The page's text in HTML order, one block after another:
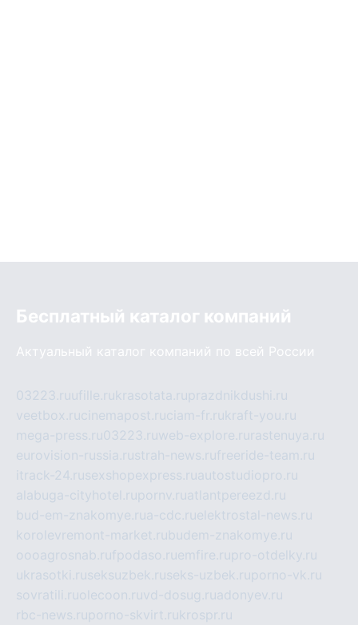
Бесплатный каталог компаний
Актуальный каталог компаний по всей России
03223.ruufille.rukrasotata.ruprazdnikdushi.ru
veetbox.rucinemapost.ruciam-fr.rukraft-you.ru
mega-press.ru03223.ruweb-explore.ru rastenuya.ru
eurovision-russia.rustrah-news.rufreeride-team.ru
itrack-24.rusexshopexpress.ruautostudiopro.ru
alabuga-cityhotel.rupornv.ruatlantpereezd.ru
bud-em-znakomye.rua-cdc.ruelektrostal-news.ru
korolevremont-market.rubudem-znakomye.ru
oooagrosnab.rufpodaso.ruemfire.rupro-otdelky.ru
ukrasotki.ruseksuzbek.ruseks-uzbek.ruporno-vk.ru
sovratili.ruolecoon.ruvd-dosug.ruadonyev.ru
rbc-news.ruporno-skvirt.rukrospr.ru